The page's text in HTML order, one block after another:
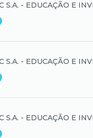
S.A. - EDUCAÇÃO E
S.A. - EDUCAÇÃO E
S.A. - EDUCAÇÃO E